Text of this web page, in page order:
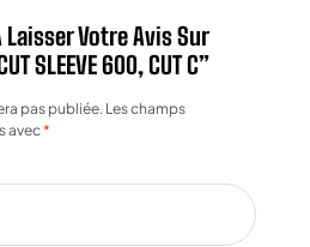
Laisser Votre Avis Sur
SLEEVE 600, CUT C”
pas publiée. Les champs
avec*